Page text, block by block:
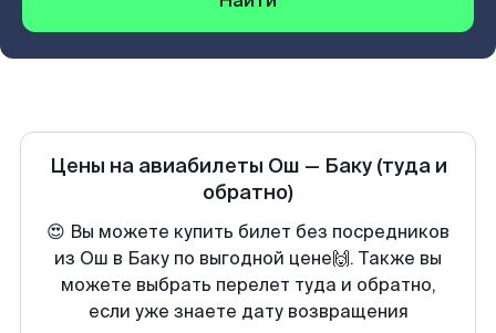
Цены на авиабилеты Ош — Баку (туда и
обратно)
😍 Вы можете купить билет без посредников
из Ош в Баку по выгодной цене🙌. Также вы
можете выбрать перелет туда и обратно,
если уже знаете дату возвращения